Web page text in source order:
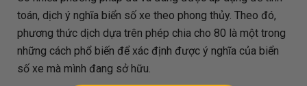
toán, dịch ý nghĩa biển số xe theo phong thủy. Theo đó,
phương thức dịch dựa trên phép chia cho 80 là một trong
những cách phổ biến để xác định được ý nghĩa của biển
số xe mà mình đang sở hữu.